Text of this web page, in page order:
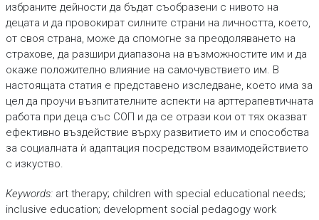
избраните дейности да бъдат съобразени с нивото на
децата и да провокират силните страни на личността, което,
от своя страна, може да спомогне за преодоляването на
страхове, да разшири диапазона на възможностите им и да
окаже положително влияние на самочувствието им. В
настоящата статия е представено изследване, което има за
цел да проучи възпитателните аспекти на арттерапевтичната
работа при деца със СОП и да се отрази кои от тях оказват
ефективно въздействие върху развитието им и способства
за социалната ѝ адаптация посредством взаимодействието
с изкуство.
Keywords:art therapy; children with special educational needs;
inclusive education; development social pedagogy work